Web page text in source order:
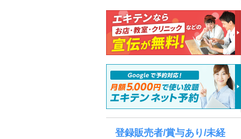
登録販売者/賞与あり/未経